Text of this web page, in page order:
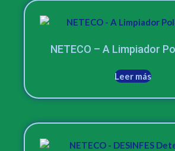
NETECO – A Limpiador
Leer más